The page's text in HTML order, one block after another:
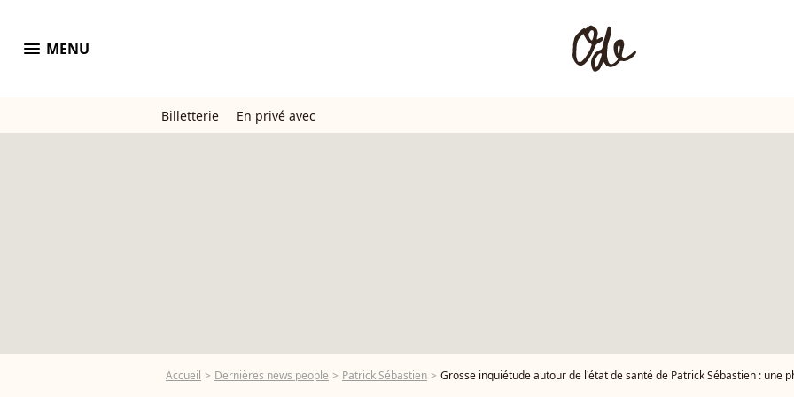
menu MENU
Billetterie En privé avec
Accueil Dernières news people Patrick Sébastien Grosse inquiétude autour de l'état de santé de Patrick Sébastien : une